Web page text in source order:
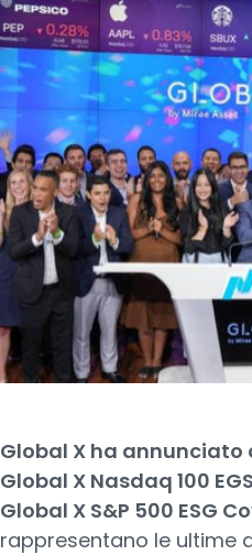
Global X ha annunciato
Global X Nasdaq 100
Global X S&P 500 ESG
rappresentano le ultime